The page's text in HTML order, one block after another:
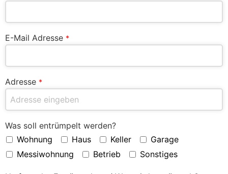
E-Mail Adresse *
Adresse *
Was soll entrümpelt werden?
Wohnung
Haus Keller
Garage
Messiwohnung
Betrieb Sonstiges